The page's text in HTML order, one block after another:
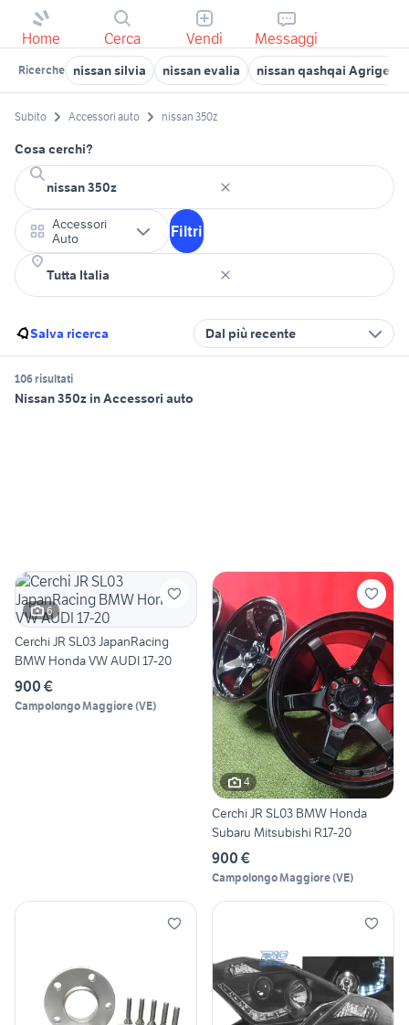
Home Cerca Vendi Messaggi
Ricerche nissan silvia nissan evalia nissan qashqai
Subito Accessori auto nissan 350z
Cosa cerchi?
Accessori
Auto
Filtri
Salva ricerca Dal più recente
106 risultati
Nissan 350z in Accessori auto
6
Cerchi JR SL03 JapanRacing
BMW Honda VW AUDI 17-20
900 €
Campolongo Maggiore(VE)
4
Cerchi JR SL03 BMW Honda
Subaru Mitsubishi R17-20
900 €
Campolongo Maggiore(VE)